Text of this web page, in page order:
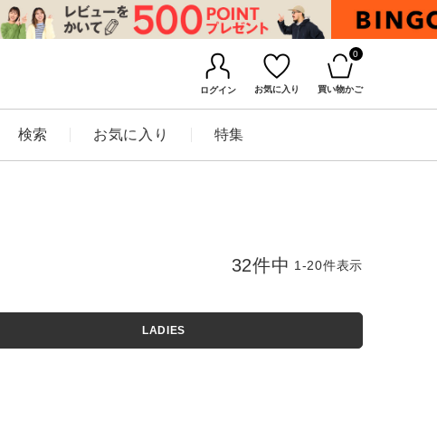
ログイン お気に入り
0
買い物かご
検索 お気に入り 特集
LADIES
32件中 1-20件表示